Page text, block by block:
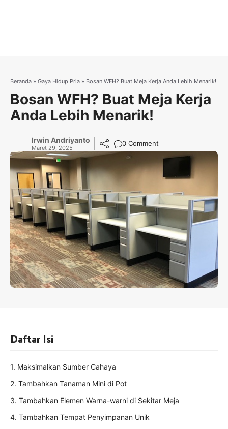
Beranda » Gaya Hidup Pria » Bosan WFH? Buat Meja Kerja Anda Lebih Menarik!
Bosan WFH? Buat Meja Kerja
Anda Lebih Menarik!
Irwin Andriyanto
Maret 29, 2025
0 Comment
Daftar Isi
1. Maksimalkan Sumber Cahaya
2. Tambahkan Tanaman Mini di Pot
3. Tambahkan Elemen Warna-warni di Sekitar Meja
4. Tambahkan Tempat Penyimpanan Unik